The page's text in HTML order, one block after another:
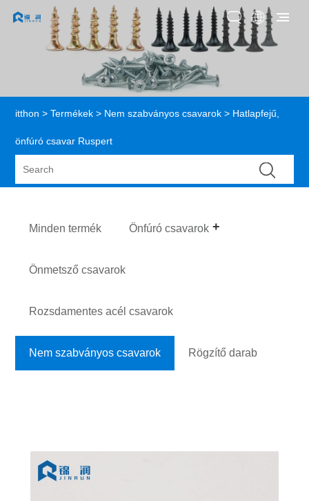
itthon > Termékek > Nem szabványos csavarok > Hatlapfejű,
önfúró csavar Ruspert
Minden termék Önfúró csavarok
Önmetsző csavarok
Rozsdamentes acél csavarok
Nem szabványos csavarok Rögzítő darab